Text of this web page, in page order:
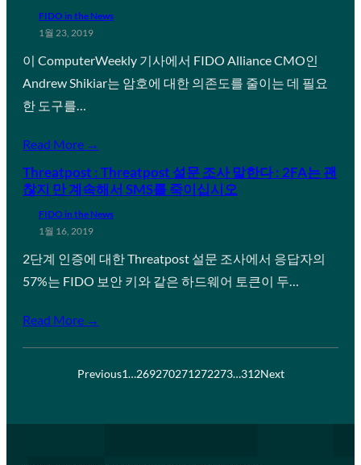
FIDO in the News
1월 23, 2019
이 ComputerWeekly 기사에서 FIDO Alliance CMO인
Andrew Shikiar는 암호에 대한 의존도를 줄이는 데 필요
한 도구를…
Read More →
Threatpost : Threatpost 설문 조사 말한다 : 2FA는 괜
찮지 만 계속해서 SMS를 죽이십시오
FIDO in the News
1월 16, 2019
2단계 인증에 대한 Threatpost 설문 조사에서 응답자의
57%는 FIDO 보안 키와 같은 하드웨어 토큰이 두…
Read More →
Previous1…269270271272273…312Next